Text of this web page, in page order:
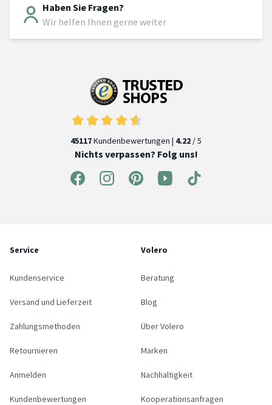
Haben Sie Fragen?
Wir helfen Ihnen gerne weiter
45117Kundenbewertungen | 4.22 / 5
Nichts verpassen? Folg uns!
Service
Kundenservice
Versand und Lieferzeit
Zahlungsmethoden
Retournieren
Anmelden
Kundenbewertungen
Volero
Beratung
Blog
Über Volero
Marken
Nachhaltigkeit
Kooperationsanfragen